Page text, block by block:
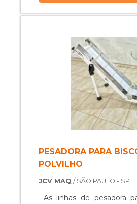
PESADORA PARA
POLVILHO
JCV MAQ / SÃO PAULO - SP
As linhas de pesadora